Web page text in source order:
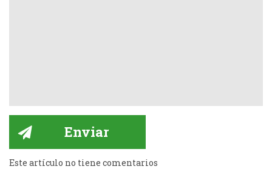
Este artículo no tiene comentarios